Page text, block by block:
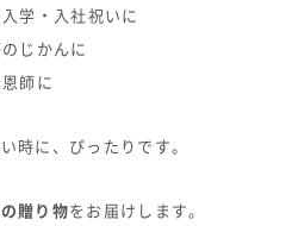
学・入社祝いに
じかんに
師に
時に、ぴったりです。
贈り物をお届けします。